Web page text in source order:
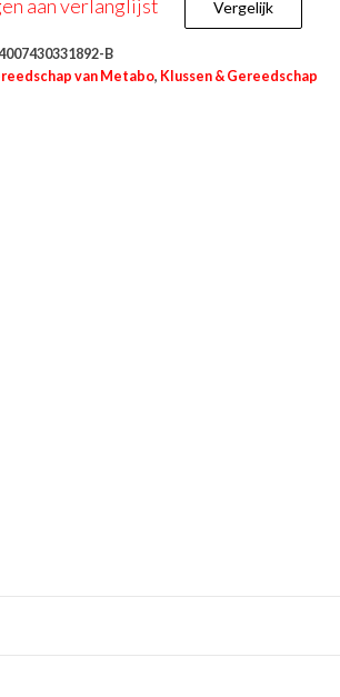
aan verlanglijst Vergelijk
B
van Metabo, Klussen & Gereedschap